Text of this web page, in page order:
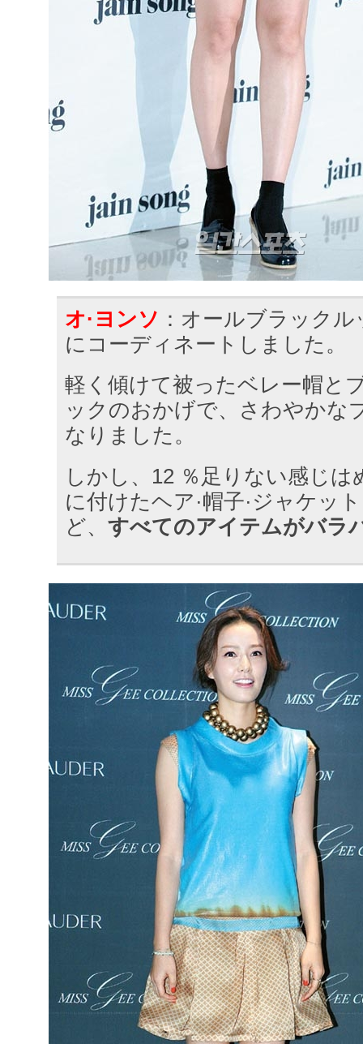
オ·ヨンソ ：オールブラック
にコーディネートしました。
軽く傾けて被ったベレー帽と
ックのおかげで、さわやかな
なりました。
しかし、12 ％足りない感じ
に付けたヘア·帽子·ジャケッ
ど、 すべてのアイテムがバラ